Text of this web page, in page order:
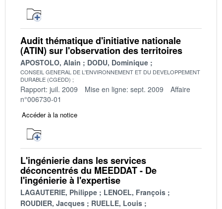
Audit thématique d'initiative nationale
(ATIN) sur l'observation des territoires
APOSTOLO, Alain DODU, Dominique
CONSEIL GENERAL DE L'ENVIRONNEMENT ET DU DEVELOPPEMENT
DURABLE (CGEDD)
Rapport: juil. 2009 Mise en ligne: sept. 2009
Affaire
n°006730-01
Accéder à la notice
L'ingénierie dans les services
déconcentrés du MEEDDAT - De
l'ingénierie à l'expertise
LAGAUTERIE, Philippe
LENOEL, François
ROUDIER, Jacques
RUELLE, Louis